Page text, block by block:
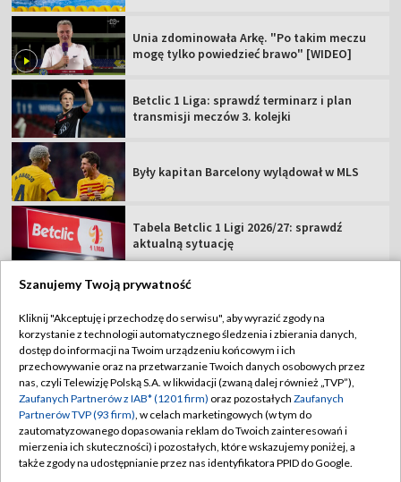
Unia zdominowała Arkę. "Po takim meczu
mogę tylko powiedzieć brawo" [WIDEO]
Betclic 1 Liga: sprawdź terminarz i plan
transmisji meczów 3. kolejki
Były kapitan Barcelony wylądował w MLS
Tabela Betclic 1 Ligi 2026/27: sprawdź
aktualną sytuację
TVP
Abonament TVP
Sklep TVP
Biuro Reklamy
Oferta Handlowa
Regulamin TVP
Polityka prywatności
Moje zgody
Biuro reklamy
Szanujemy Twoją prywatność
Kliknij "Akceptuję i przechodzę do serwisu", aby wyrazić zgody na
korzystanie z technologii automatycznego śledzenia i zbierania danych,
dostęp do informacji na Twoim urządzeniu końcowym i ich
przechowywanie oraz na przetwarzanie Twoich danych osobowych przez
nas, czyli Telewizję Polską S.A. w likwidacji (zwaną dalej również „TVP”),
Zaufanych Partnerów z IAB* (1201 firm) oraz pozostałych Zaufanych
Partnerów TVP (93 firm), w celach marketingowych (w tym do
zautomatyzowanego dopasowania reklam do Twoich zainteresowań i
mierzenia ich skuteczności) i pozostałych, które wskazujemy poniżej, a
także zgody na udostępnianie przez nas identyfikatora PPID do Google.